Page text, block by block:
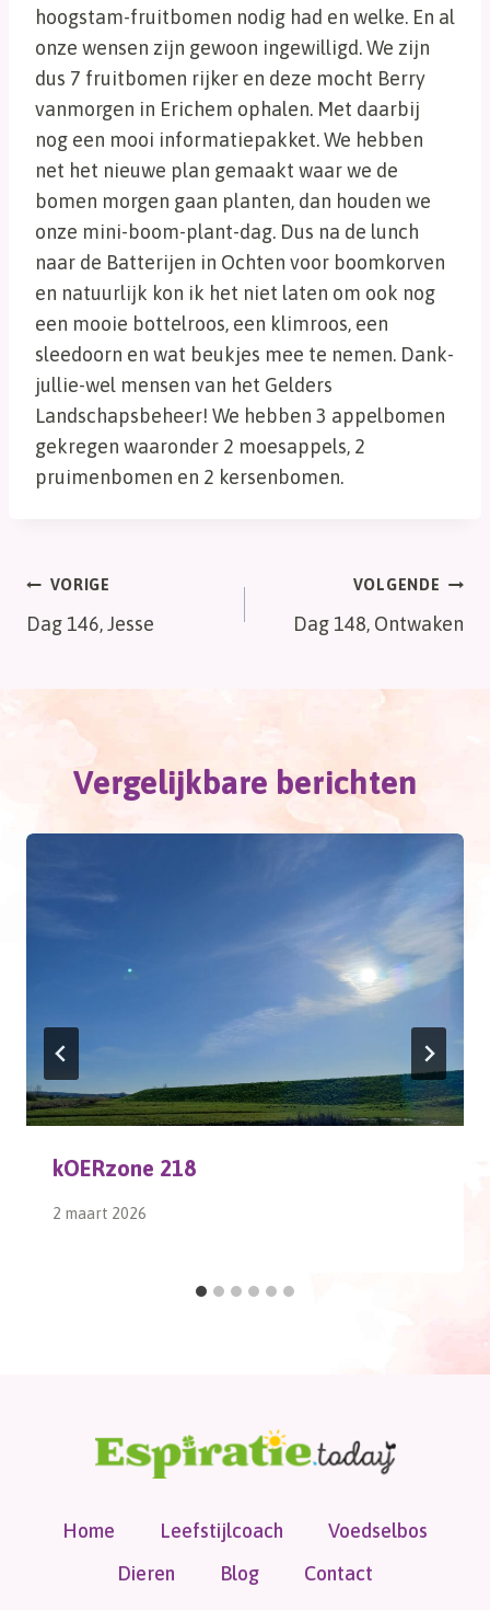
hoogstam-fruitbomen nodig had en welke. En al
onze wensen zijn gewoon ingewilligd. We zijn
dus 7 fruitbomen rijker en deze mocht Berry
vanmorgen in Erichem ophalen. Met daarbij
nog een mooi informatiepakket. We hebben
net het nieuwe plan gemaakt waar we de
bomen morgen gaan planten, dan houden we
onze mini-boom-plant-dag. Dus na de lunch
naar de Batterijen in Ochten voor boomkorven
en natuurlijk kon ik het niet laten om ook nog
een mooie bottelroos, een klimroos, een
sleedoorn en wat beukjes mee te nemen. Dank-
jullie-wel mensen van het Gelders
Landschapsbeheer! We hebben 3 appelbomen
gekregen waaronder 2 moesappels, 2
pruimenbomen en 2 kersenbomen.
Bericht
navigatie
VORIGE
Dag 146, Jesse
VOLGENDE
Dag 148, Ontwaken
Vergelijkbare berichten
kOERzone 218
2 maart 2026
Home Leefstijlcoach
Voedselbos
Dieren
Blog Contact